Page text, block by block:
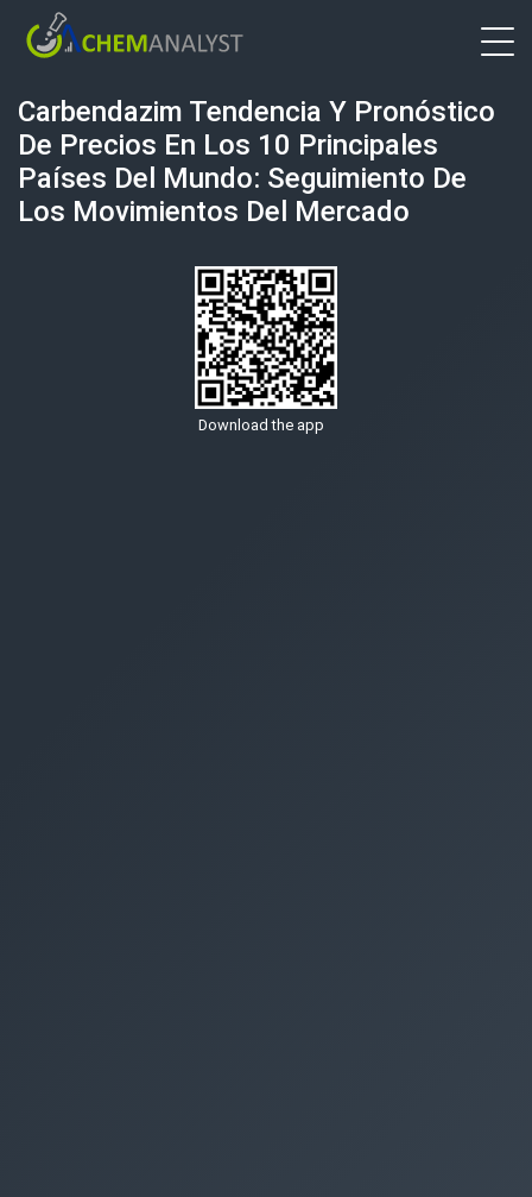
Carbendazim Tendencia Y Pronóstico
De Precios En Los 10 Principales
Países Del Mundo: Seguimiento De
Los Movimientos Del Mercado
Download the app